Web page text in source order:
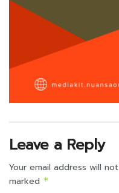
Leave a Reply
Your email address will
marked *